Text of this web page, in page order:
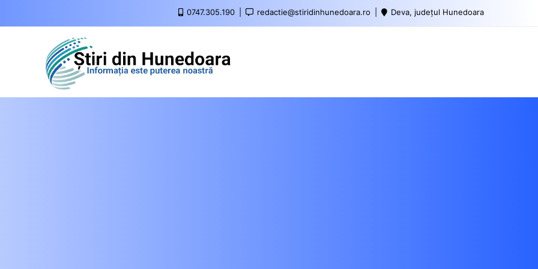
0747.305.190 redactie@stiridinhunedoara.ro Deva, județul Hunedoara